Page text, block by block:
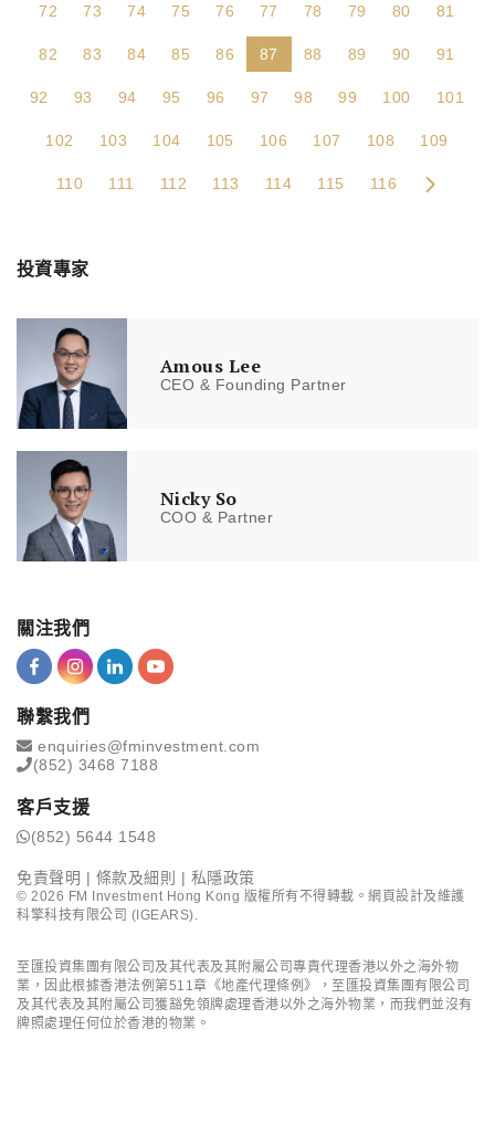
72 73 74 75 76 77 78 79 80 81
82 83 84 85 86 87 88 89 90 91
92 93 94 95 96 97 98 99 100 101
102 103 104 105 106 107 108 109
110 111 112 113 114 115 116
投資專家
Amous Lee
CEO & Founding Partner
Nicky So
COO & Partner
關注我們
聯繫我們
enquiries@fminvestment.com
(852) 3468 7188
客戶支援
(852) 5644 1548
免責聲明 | 條款及細則 | 私隱政策
© 2026 FM Investment Hong Kong 版權所有不得轉載。網頁設計及維護
科擎科技有限公司 (IGEARS).
至匯投資集團有限公司及其代表及其附屬公司專責代理香港以外之海外物
業，因此根據香港法例第511章《地產代理條例》，至匯投資集團有限公司
及其代表及其附屬公司獲豁免領牌處理香港以外之海外物業，而我們並沒有
牌照處理任何位於香港的物業。